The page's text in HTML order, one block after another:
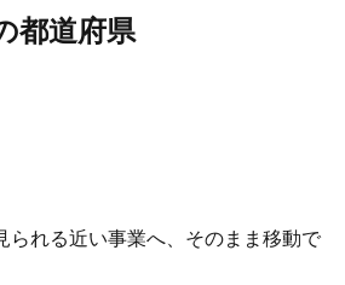
都道府県
られる近い事業へ、そのまま移動で